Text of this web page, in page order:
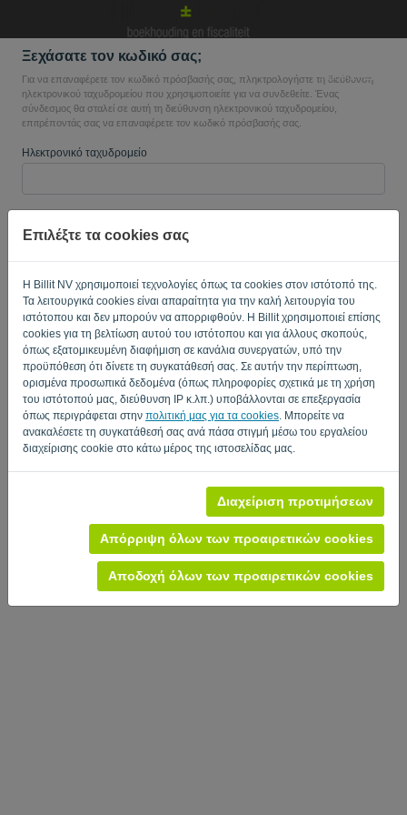
Επιλέξτε τα cookies σας
Η Billit NV χρησιμοποιεί τεχνολογίες όπως τα cookies στον ιστότοπό της.
Τα λειτουργικά cookies είναι απαραίτητα για την καλή λειτουργία του
ιστότοπου και δεν μπορούν να απορριφθούν. Η Billit χρησιμοποιεί επίσης
cookies για τη βελτίωση αυτού του ιστότοπου και για άλλους σκοπούς,
όπως εξατομικευμένη διαφήμιση σε κανάλια συνεργατών, υπό την
προϋπόθεση ότι δίνετε τη συγκατάθεσή σας. Σε αυτήν την περίπτωση,
ορισμένα προσωπικά δεδομένα (όπως πληροφορίες σχετικά με τη χρήση
του ιστότοπού μας, διεύθυνση IP κ.λπ.) υποβάλλονται σε επεξεργασία
όπως περιγράφεται στην πολιτική μας για τα cookies . Μπορείτε να
ανακαλέσετε τη συγκατάθεσή σας ανά πάσα στιγμή μέσω του εργαλείου
διαχείρισης cookie στο κάτω μέρος της ιστοσελίδας μας.
Διαχείριση προτιμήσεων
Απόρριψη όλων των προαιρετικών cookies
Αποδοχή όλων των προαιρετικών cookies
Γλώσσα: EL
Ξεχάσατε τον κωδικό σας;
Για να επαναφέρετε τον κωδικό πρόσβασής σας, πληκτρολογήστε τη διεύθυνση
ηλεκτρονικού ταχυδρομείου που χρησιμοποιείτε για να συνδεθείτε. Ένας
σύνδεσμος θα σταλεί σε αυτή τη διεύθυνση ηλεκτρονικού ταχυδρομείου,
επιτρέποντάς σας να επαναφέρετε τον κωδικό πρόσβασής σας.
Ηλεκτρονικό ταχυδρομείο
ΑΠΟΣΤΟΛΉ ΣΥΝΔΈΣΜΟΥ
Επιστροφή στη σύνδεση
Privacy Policy-Terms of Service.